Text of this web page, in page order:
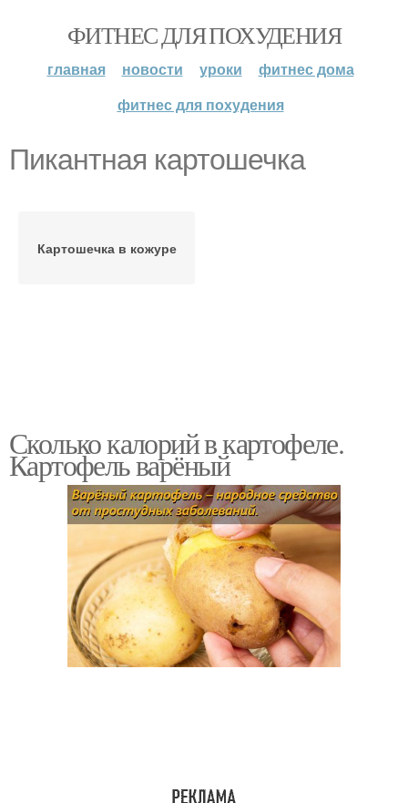
ФИТНЕС ДЛЯ ПОХУДЕНИЯ
главная новости уроки
фитнес дома
фитнес для похудения
Пикантная картошечка
Картошечка в кожуре
Сколько калорий в картофеле.
Картофель варёный